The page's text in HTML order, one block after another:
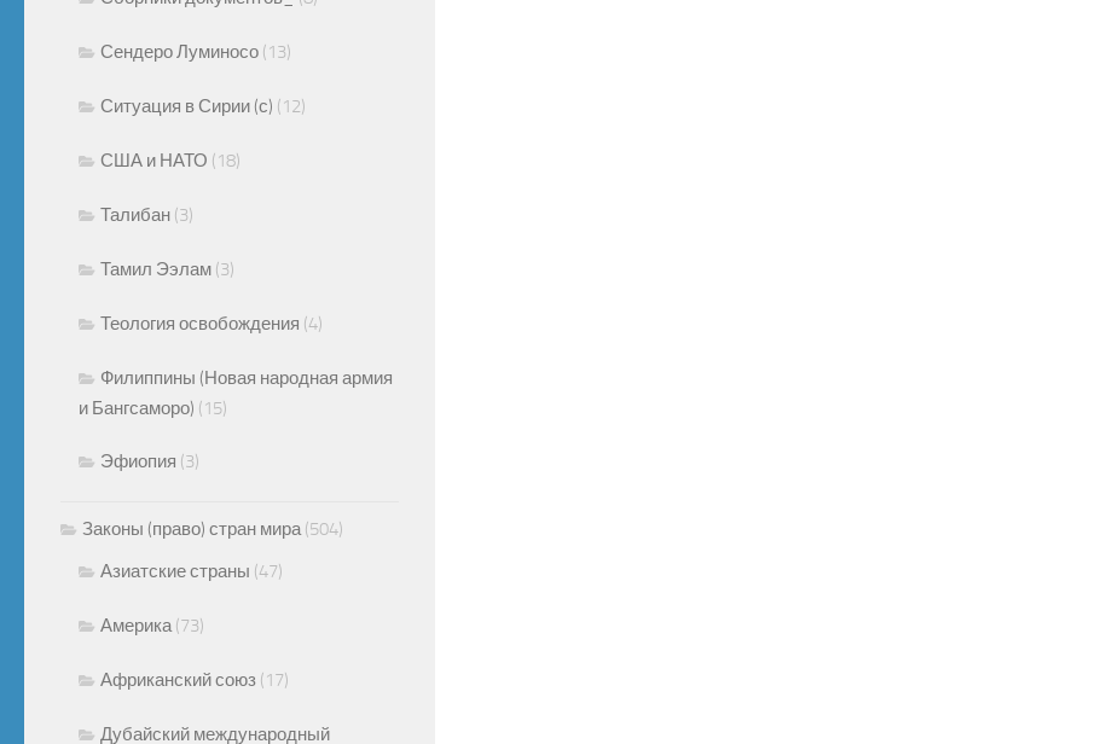
Сендеро Луминосо (13)
Ситуация в Сирии (с) (12)
США и НАТО (18)
Талибан (3)
Тамил Ээлам (3)
Теология освобождения (4)
Филиппины (Новая народная армия
и Бангсаморо) (15)
Эфиопия (3)
Законы (право) стран мира (504)
Азиатские страны (47)
Америка (73)
Африканский союз (17)
Дубайский международный